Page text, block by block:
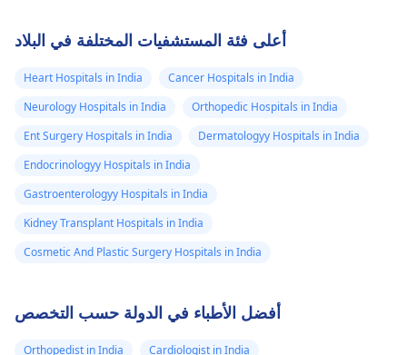
أعلى فئة المستشفيات المختلفة في البلاد
Heart Hospitals in India
Cancer Hospitals in India
Neurology Hospitals in India
Orthopedic Hospitals in India
Ent Surgery Hospitals in India
Dermatologyy Hospitals in India
Endocrinologyy Hospitals in India
Gastroenterologyy Hospitals in India
Kidney Transplant Hospitals in India
Cosmetic And Plastic Surgery Hospitals in India
أفضل الأطباء في الدولة حسب التخصص
Orthopedist in India
Cardiologist in India